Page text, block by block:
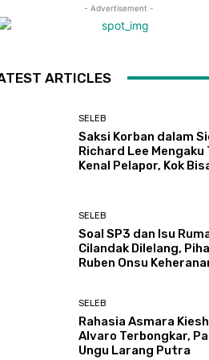
- Advertisement -
ARTICLES
SELEB
Saksi Korban dalam
Richard Lee Mengaku
Kenal Pelapor, Kok
SELEB
Soal SP3 dan Isu
Cilandak Dilelang,
Ruben Onsu
SELEB
Rahasia Asmara
Alvaro Terbongkar,
Ungu Larang Putra